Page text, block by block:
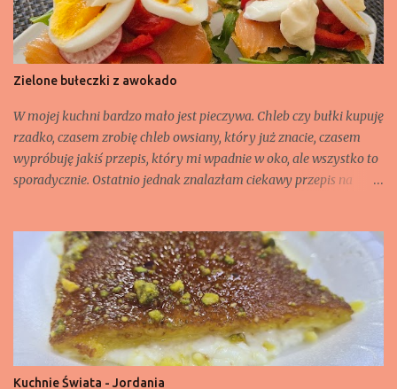
Zielone bułeczki z awokado
W mojej kuchni bardzo mało jest pieczywa. Chleb czy bułki kupuję
rzadko, czasem zrobię chleb owsiany, który już znacie, czasem
wypróbuję jakiś przepis, który mi wpadnie w oko, ale wszystko to
sporadycznie. Ostatnio jednak znalazłam ciekawy przepis na
naturalnego, - ok. 300 g mąki (może być potrzebne trochę więcej,
żeby ciasto się nie lepiło przy formowaniu bułek), - 1,5 łyżeczki
proszku do pieczenia, - płaska łyżeczka soli, - 2 łyżki mleka, -
sezam, czarnuszka (opcjonalnie)
Kuchnie Świata - Jordania